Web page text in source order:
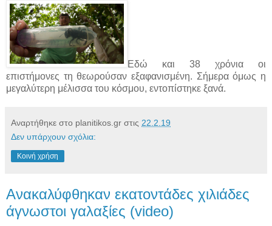
Εδώ και 38 χρόνια οι
επιστήμονες τη θεωρούσαν εξαφανισμένη. Σήμερα όμως η
μεγαλύτερη μέλισσα του κόσμου, εντοπίστηκε ξανά.
Αναρτήθηκε στο planitikos.gr στις 22.2.19
Δεν υπάρχουν σχόλια:
Κοινή χρήση
Ανακαλύφθηκαν εκατοντάδες χιλιάδες
άγνωστοι γαλαξίες (video)